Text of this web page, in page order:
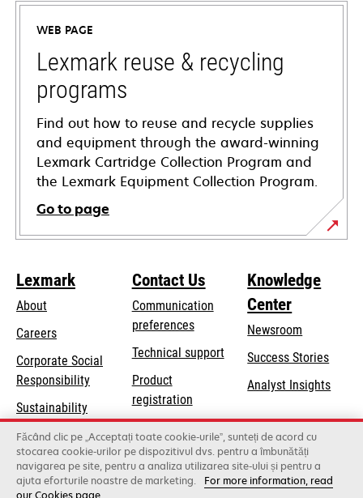
new
tab
WEB PAGE
Lexmark reuse & recycling
programs
Find out how to reuse and recycle supplies
and equipment through the award-winning
Lexmark Cartridge Collection Program and
the Lexmark Equipment Collection Program.
Go to page
Lexmark
About
Careers
Corporate Social
Responsibilityopens
a
new
tab
Sustainability
Lexmark Partners
Contact Us
Communication
preferences
Technical supportopens
Product
registration
Find a dealer
List of wholesalers
Knowledge
Center
Newsroom
Success Stories
Analyst Insights
Făcând clic pe „Acceptați toate cookie-urile”, sunteți de acord cu
stocarea cookie-urilor pe dispozitivul dvs. pentru a îmbunătăți
navigarea pe site, pentru a analiza utilizarea site-ului și pentru a
ajuta eforturile noastre de marketing.
For more information, read
our Cookies page.